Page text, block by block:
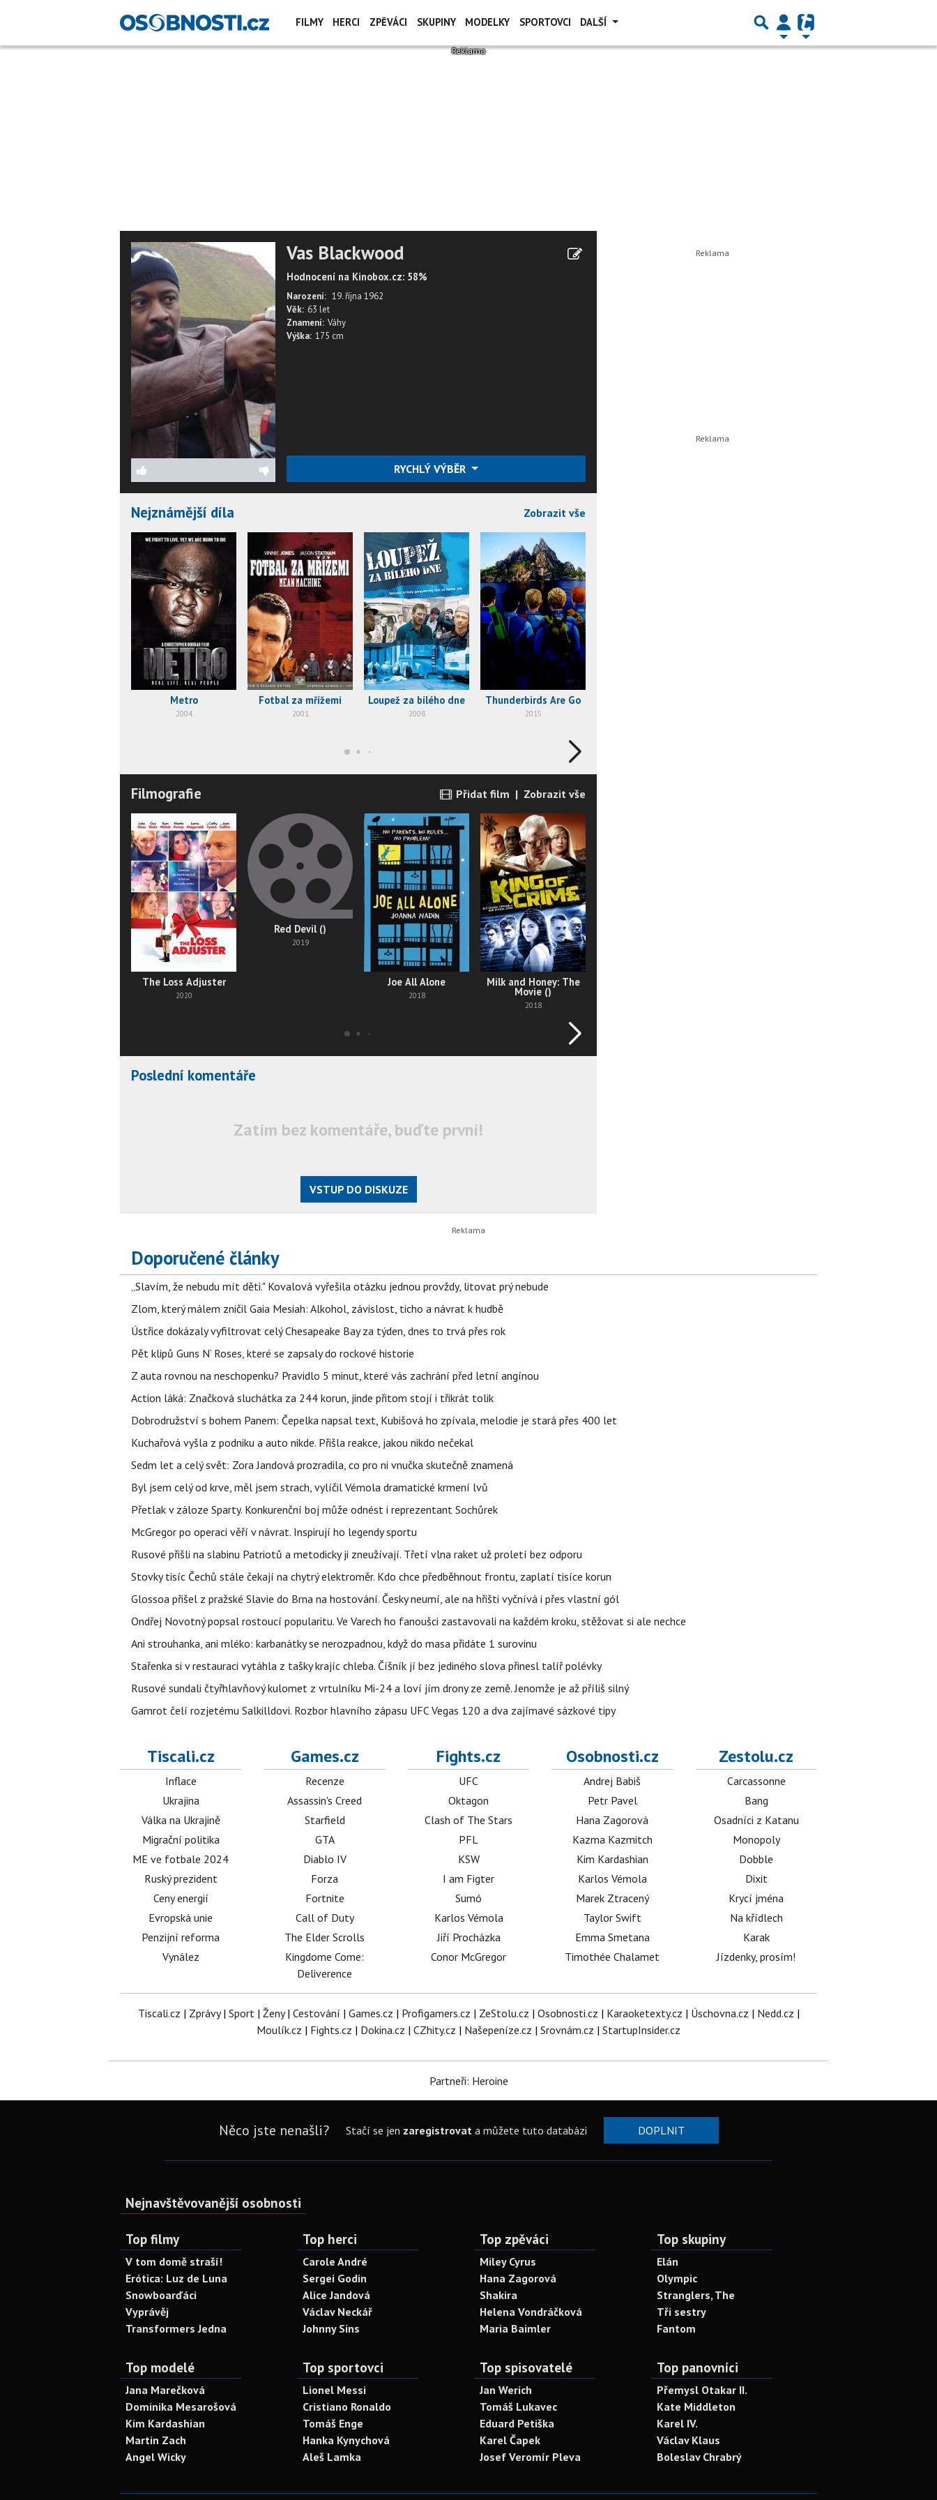
FILMY HERCI ZPĚVÁCI SKUPINY MODELKY SPORTOVCI DALŠÍ
Vas Blackwood
Hodnocení na Kinobox.cz: 58%
Narození: 19. října 1962
Věk: 63 let
Znamení: Váhy
Výška: 175 cm
RYCHLÝ VÝBĚR
Nejznámější díla Zobrazit vše
Metro
2004
Fotbal za mřížemi
2001
Loupež za bílého dne
2008
Thunderbirds Are Go
2015
Filmografie Přidat film | Zobrazit vše
The Loss Adjuster
2020
Red Devil ()
2019
Joe All Alone
2018
Milk and Honey: The
Movie ()
2018
Poslední komentáře
Zatím bez komentáře, buďte první!
VSTUP DO DISKUZE
Doporučené články
„Slavím, že nebudu mít děti." Kovalová vyřešila otázku jednou provždy, litovat prý nebude
Zlom, který málem zničil Gaia Mesiah: Alkohol, závislost, ticho a návrat k hudbě
Ústřice dokázaly vyfiltrovat celý Chesapeake Bay za týden, dnes to trvá přes rok
Pět klipů Guns N‘ Roses, které se zapsaly do rockové historie
Z auta rovnou na neschopenku? Pravidlo 5 minut, které vás zachrání před letní angínou
Action láká: Značková sluchátka za 244 korun, jinde přitom stojí i třikrát tolik
Dobrodružství s bohem Panem: Čepelka napsal text, Kubišová ho zpívala, melodie je stará přes 400 let
Kuchařová vyšla z podniku a auto nikde. Přišla reakce, jakou nikdo nečekal
Sedm let a celý svět: Zora Jandová prozradila, co pro ni vnučka skutečně znamená
Byl jsem celý od krve, měl jsem strach, vylíčil Vémola dramatické krmení lvů
Přetlak v záloze Sparty. Konkurenční boj může odnést i reprezentant Sochůrek
McGregor po operaci věří v návrat. Inspirují ho legendy sportu
Rusové přišli na slabinu Patriotů a metodicky ji zneužívají. Třetí vlna raket už proletí bez odporu
Stovky tisíc Čechů stále čekají na chytrý elektroměr. Kdo chce předběhnout frontu, zaplatí tisíce korun
Glossoa přišel z pražské Slavie do Brna na hostování. Česky neumí, ale na hřišti vyčnívá i přes vlastní gól
Ondřej Novotný popsal rostoucí popularitu. Ve Varech ho fanoušci zastavovali na každém kroku, stěžovat si ale nechce
Ani strouhanka, ani mléko: karbanátky se nerozpadnou, když do masa přidáte 1 surovinu
Stařenka si v restauraci vytáhla z tašky krajíc chleba. Číšník jí bez jediného slova přinesl talíř polévky
Rusové sundali čtyřhlavňový kulomet z vrtulníku Mi-24 a loví jím drony ze země. Jenomže je až příliš silný
Gamrot čelí rozjetému Salkilldovi. Rozbor hlavního zápasu UFC Vegas 120 a dva zajímavé sázkové tipy
Tiscali.cz
Inflace
Ukrajina
Válka na Ukrajině
Migrační politika
ME ve fotbale 2024
Ruský prezident
Ceny energií
Evropská unie
Penzijní reforma
Vynález
Games.cz
Recenze
Assassin's Creed
Starfield
GTA
Diablo IV
Forza
Fortnite
Call of Duty
The Elder Scrolls
Kingdome Come:
Deliverence
Fights.cz
UFC
Oktagon
Clash of The Stars
PFL
KSW
I am Figter
Sumó
Karlos Vémola
Jiří Procházka
Conor McGregor
Osobnosti.cz
Andrej Babiš
Petr Pavel
Hana Zagorová
Kazma Kazmitch
Kim Kardashian
Karlos Vémola
Marek Ztracený
Taylor Swift
Emma Smetana
Timothée Chalamet
Zestolu.cz
Carcassonne
Bang
Osadníci z Katanu
Monopoly
Dobble
Dixit
Krycí jména
Na křídlech
Karak
Jízdenky, prosím!
Tiscali.cz | Zprávy| Sport| Ženy| Cestování | Games.cz | Profigamers.cz | ZeStolu.cz | Osobnosti.cz | Karaoketexty.cz | Úschovna.cz | Nedd.cz |
Moulík.cz | Fights.cz | Dokina.cz | CZhity.cz | Našepeníze.cz | Srovnám.cz | StartupInsider.cz
Partneři: Heroine
Něco jste nenašli? Stačí se jen zaregistrovata můžete tuto databázi DOPLNIT
Nejnavštěvovanější osobnosti
Top filmy
V tom domě straší!
Erótica: Luz de Luna
Snowboarďáci
Vyprávěj
Transformers Jedna
Top herci
Carole André
Sergei Godin
Alice Jandová
Václav Neckář
Johnny Sins
Top zpěváci
Miley Cyrus
Hana Zagorová
Shakira
Helena Vondráčková
Maria Baimler
Top skupiny
Elán
Olympic
Stranglers, The
Tři sestry
Fantom
Top modelé
Jana Marečková
Dominika Mesarošová
Kim Kardashian
Martin Zach
Angel Wicky
Top sportovci
Lionel Messi
Cristiano Ronaldo
Tomáš Enge
Hanka Kynychová
Aleš Lamka
Top spisovatelé
Jan Werich
Tomáš Lukavec
Eduard Petiška
Karel Čapek
Josef Veromír Pleva
Top panovníci
Přemysl Otakar II.
Kate Middleton
Karel IV.
Václav Klaus
Boleslav Chrabrý